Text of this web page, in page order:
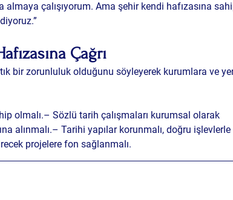
almaya çalışıyorum. Ama şehir kendi hafızasına
Çağrı
bir zorunluluk olduğunu söyleyerek kurumlara ve
olmalı.– Sözlü tarih çalışmaları kurumsal olarak
alınmalı.– Tarihi yapılar korunmalı, doğru işlevlerle
projelere fon sağlanmalı.